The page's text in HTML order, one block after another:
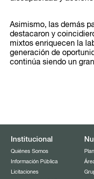
Asimismo, las demás
destacaron y
mixtos enriquecen la
generación de
continúa siendo un
Institucional
Quiénes Somos
Información Pública
Licitaciones